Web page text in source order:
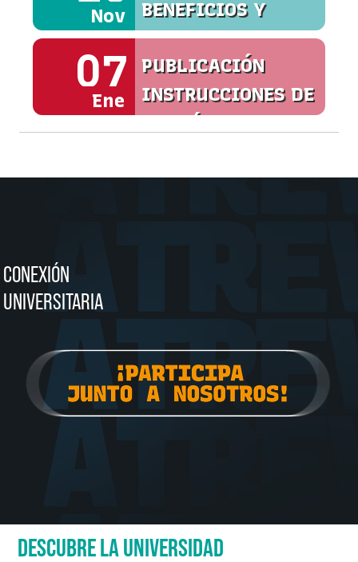
Nov
BENEFICIOS Y
SERVICIOS
07
Ene
PUBLICACIÓN
INSTRUCCIONES DE
MATRÍCULA
CONEXIÓN
UNIVERSITARIA
DESCUBRE LA UNIVERSIDAD